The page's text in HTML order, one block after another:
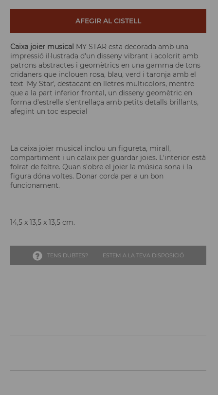
AFEGIR AL CISTELL
Caixa joier musical MY STAR esta decorada amb una
impressió il·lustrada d'un disseny vibrant i acolorit amb
patrons abstractes i geomètrics en una gamma de tons
cridaners que inclouen rosa, blau, verd i taronja amb el
text 'My Star', destacant en lletres multicolors, mentre
que a la part inferior frontal, un disseny geomètric en
forma d'estrella s'entrellaça amb petits detalls brillants,
afegint un toc especial
La caixa joier musical inclou un figureta, mirall,
compartiment i un calaix per guardar joies. L'interior està
folrat de feltre. Quan s'obre el joier la música sona i la
figura dóna voltes. Donar corda per a un bon
funcionament.
14,5 x 13,5 x 13,5 cm.
TENS DUBTES? ESTEM A LA TEVA DISPOSICIÓ